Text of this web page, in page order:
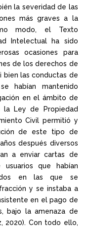
la severidad de las
más graves a la
modo, el Texto
Intelectual ha sido
ocasiones para
de los derechos de
bien las conductas de
habían mantenido
en el ámbito de
la Ley de Propiedad
Civil permitió y
de este tipo de
después diversos
a enviar cartas de
que habían
en las que se
y se instaba a
en el pago de
bajo la amenaza de
2020). Con todo ello,